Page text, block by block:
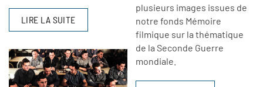
LIRE LA SUITE
plusieurs images issues de
notre fonds Mémoire
filmique sur la thématique
de la Seconde Guerre
mondiale.